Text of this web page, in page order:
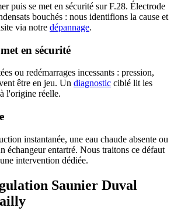
puis se met en sécurité sur F.28. Électrode
bouchés : nous identifions la cause et
via notre dépannage.
en sécurité
ou redémarrages incessants : pression,
être en jeu. Un diagnostic ciblé lit les
l'origine réelle.
instantanée, une eau chaude absente ou
échangeur entartré. Nous traitons ce défaut
intervention dédiée.
Saunier Duval